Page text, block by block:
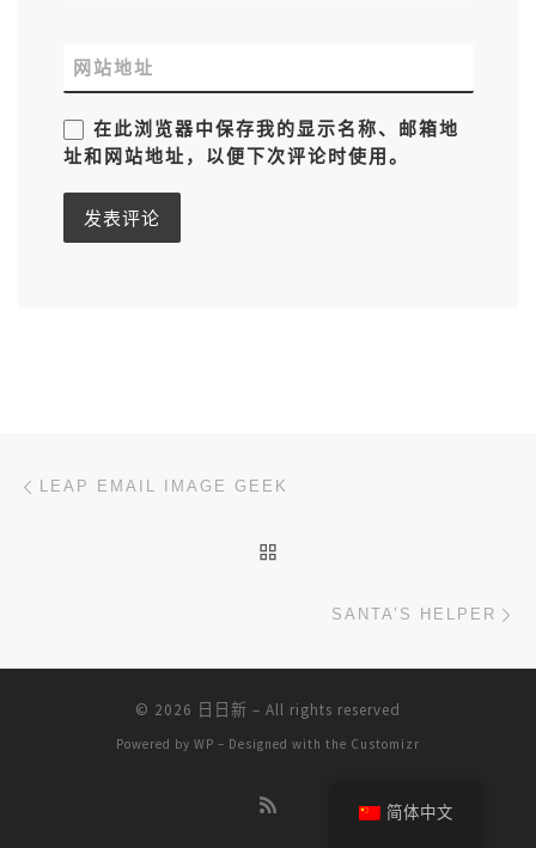
网站地址
在此浏览器中保存我的显示名称、邮箱地
址和网站地址，以便下次评论时使用。
文章导航
LEAP EMAIL IMAGE GEEK
SANTA’S HELPER
© 2026 日日新 – All rights reserved
Powered by WP – Designed with the Customizr
简体中文